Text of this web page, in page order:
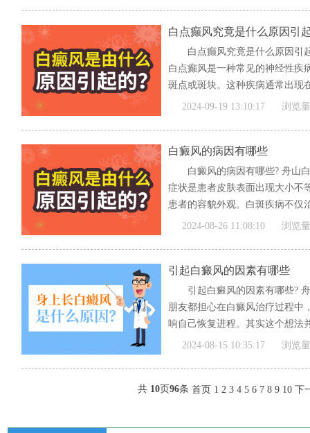
白点癫风究竟是什么原因引
白点癫风究竟是什么原因引
白点癫风是一种常见的神经性疾
斑点或斑块。这种疾病通常出现
[全文]
2024-09-19 13:10:17 浏览
白癜风的病因有哪些
白癜风的病因有哪些? 舟山
症状是患者皮肤表面出现大小不
患者的容貌外观。白斑疾病不仅
[全文]
2024-08-26 11:08:10 浏览
引起白癜风的因素有哪些
引起白癜风的因素有哪些?
朋友都担心在白癜风治疗过程中
响自己恢复进程。其实这个想法
[全文]
2024-08-15 10:35:17 浏览
共 10页96条 首页 1 2 3 4 5 6 7 8 9 10 下